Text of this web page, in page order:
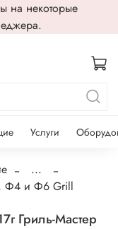
на некоторые
Услуги
...
Ф4 и Ф6 Grill
Гриль-Мастер